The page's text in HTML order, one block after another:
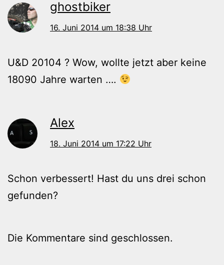
ghostbiker
16. Juni 2014 um 18:38 Uhr
U&D 20104 ? Wow, wollte jetzt aber keine
18090 Jahre warten ….
Alex
18. Juni 2014 um 17:22 Uhr
Schon verbessert! Hast du uns drei schon
gefunden?
Die Kommentare sind geschlossen.